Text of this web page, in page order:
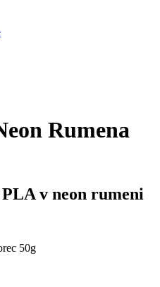
Rumena
v neon rumeni
50g